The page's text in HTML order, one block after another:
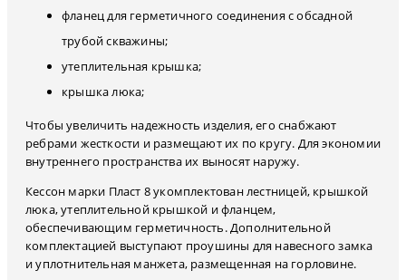
фланец для герметичного соединения с обсадной
трубой скважины;
утеплительная крышка;
крышка люка;
Чтобы увеличить надежность изделия, его снабжают
ребрами жесткости и размещают их по кругу. Для экономии
внутреннего пространства их выносят наружу.
Кессон марки Пласт 8 укомплектован лестницей, крышкой
люка, утеплительной крышкой и фланцем,
обеспечивающим герметичность. Дополнительной
комплектацией выступают проушины для навесного замка
и уплотнительная манжета, размещенная на горловине.